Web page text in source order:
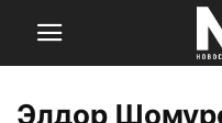
Элдор